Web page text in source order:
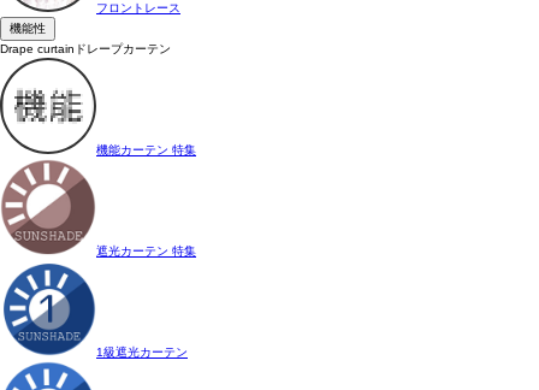
フロントレース
機能性
Drape curtain ドレープカーテン
機能カーテン 特集
遮光カーテン 特集
1級遮光カーテン